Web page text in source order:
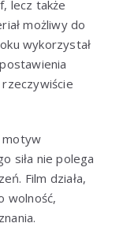
lecz także
możliwy do
wykorzystał
motyw
siła nie polega
Film działa,
wolność,